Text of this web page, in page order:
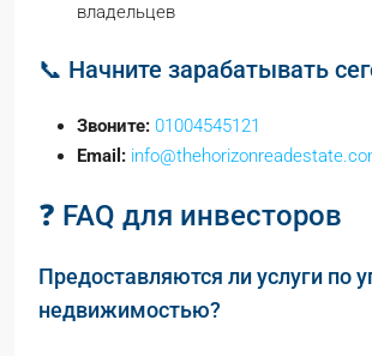
владельцев
📞 Начните зарабатывать
Звоните: 01004545121
Email:
❓ FAQ для инвесторов
Предоставляются ли услуги по
недвижимостью?